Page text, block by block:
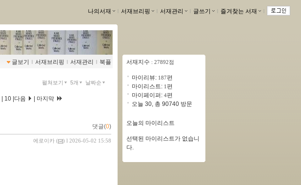
나의서재 서재브리핑 서재관리 글쓰기 즐겨찾는 서재
글보기 ｌ 서재브리핑 ｌ 서재관리 ｌ 북플
펼쳐보기 5개 날짜순
10 다음 마지막
댓글(0)
에로이카 ( ) l 2026-05-02 15:58
서재지수 : 27892점
마이리뷰: 187편
마이리스트: 1편
마이페이퍼: 4편
오늘 30, 총 90740 방문
오늘의 마이리스트
선택된 마이리스트가 없습니
다.